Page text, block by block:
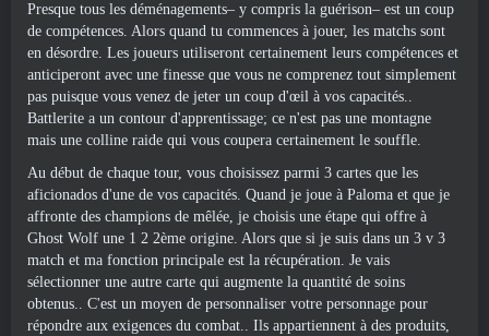
Presque tous les déménagements– y compris la guérison– est un coup
de compétences. Alors quand tu commences à jouer, les matchs sont
en désordre. Les joueurs utiliseront certainement leurs compétences et
anticiperont avec une finesse que vous ne comprenez tout simplement
pas puisque vous venez de jeter un coup d'œil à vos capacités..
Battlerite a un contour d'apprentissage; ce n'est pas une montagne
mais une colline raide qui vous coupera certainement le souffle.
Au début de chaque tour, vous choisissez parmi 3 cartes que les
aficionados d'une de vos capacités. Quand je joue à Paloma et que je
affronte des champions de mêlée, je choisis une étape qui offre à
Ghost Wolf une 1 2 2ème origine. Alors que si je suis dans un 3 v 3
match et ma fonction principale est la récupération. Je vais
sélectionner une autre carte qui augmente la quantité de soins
obtenus.. C'est un moyen de personnaliser votre personnage pour
répondre aux exigences du combat.. Ils appartiennent à des produits,